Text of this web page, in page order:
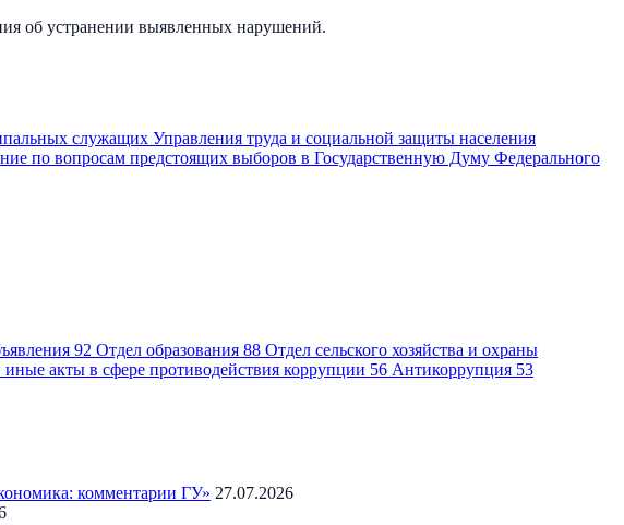
об устранении выявленных нарушений.
служащих Управления труда и социальной защиты населения
по вопросам предстоящих выборов в Государственную Думу Федерального
92 Отдел образования 88 Отдел сельского хозяйства и охраны
акты в сфере противодействия коррупции 56 Антикоррупция 53
комментарии ГУ» 27.07.2026